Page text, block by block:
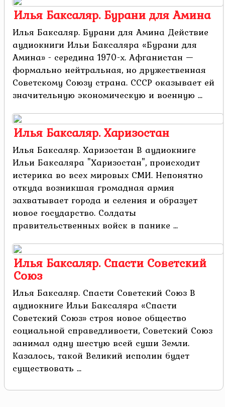
Илья Баксаляр. Бурани для Амина
Илья Баксаляр. Бурани для Амина Действие
аудиокниги Ильи Баксаляра «Бурани для
Амина» - середина 1970-х. Афганистан —
формально нейтральная, но дружественная
Советскому Союзу страна. СССР оказывает ей
значительную экономическую и военную ...
Илья Баксаляр. Харизостан
Илья Баксаляр. Харизостан В аудиокниге
Ильи Баксаляра "Харизостан", происходит
истерика во всех мировых СМИ. Непонятно
откуда возникшая громадная армия
захватывает города и селения и образует
новое государство. Солдаты
правительственных войск в панике ...
Илья Баксаляр. Спасти Советский
Союз
Илья Баксаляр. Спасти Советский Союз В
аудиокниге Ильи Баксаляра «Спасти
Советский Союз» строя новое общество
социальной справедливости, Советский Союз
занимал одну шестую всей суши Земли.
Казалось, такой Великий исполин будет
существовать ...